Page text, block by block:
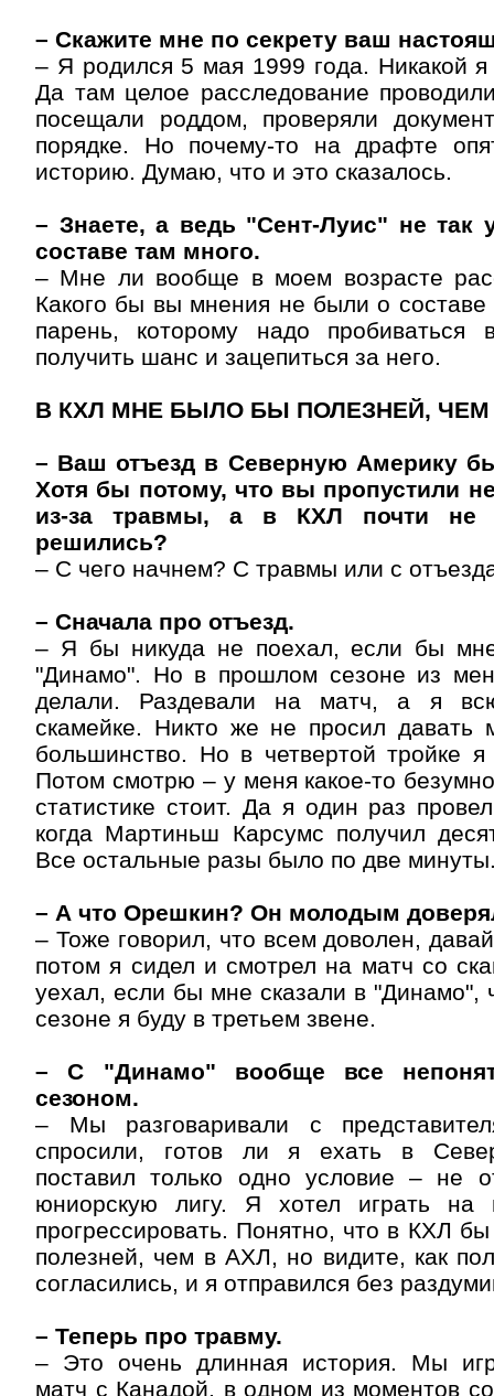
– Скажите мне по секрету ваш
– Я родился 5 мая 1999 года. Никакой
Да там целое расследование
посещали роддом, проверяли
порядке. Но почему-то на драфте
историю. Думаю, что и это сказалось.
– Знаете, а ведь "Сент-Луис" не
составе там много.
– Мне ли вообще в моем возрасте
Какого бы вы мнения не были о
парень, которому надо
получить шанс и зацепиться за него.
В КХЛ МНЕ БЫЛО БЫ ПОЛЕЗНЕЙ, ЧЕМ
– Ваш отъезд в Северную Америку
Хотя бы потому, что вы пропустили
из-за травмы, а в КХЛ почти не
решились?
– С чего начнем? С травмы или с
– Сначала про отъезд.
– Я бы никуда не поехал, если бы
"Динамо". Но в прошлом сезоне из
делали. Раздевали на матч, а я
скамейке. Никто же не просил давать
большинство. Но в четвертой тройке
Потом смотрю – у меня какое-то
статистике стоит. Да я один раз
когда Мартиньш Карсумс получил
Все остальные разы было по две
– А что Орешкин? Он молодым
– Тоже говорил, что всем доволен,
потом я сидел и смотрел на матч со
уехал, если бы мне сказали в "Динамо",
сезоне я буду в третьем звене.
– С "Динамо" вообще все
сезоном.
– Мы разговаривали с
спросили, готов ли я ехать в
поставил только одно условие – не
юниорскую лигу. Я хотел играть на
прогрессировать. Понятно, что в КХЛ
полезней, чем в АХЛ, но видите, как
согласились, и я отправился без
– Теперь про травму.
– Это очень длинная история. Мы
матч с Канадой, в одном из моментов